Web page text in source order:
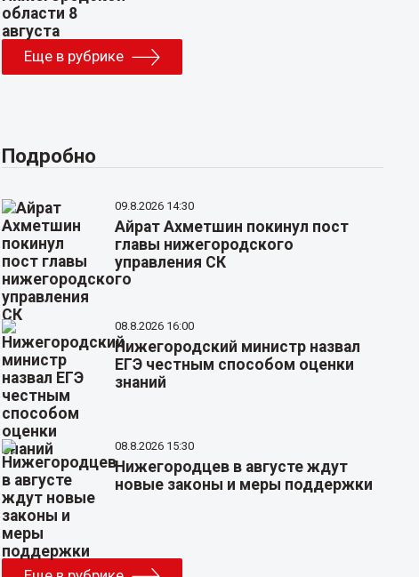
Еще в рубрике
Подробно
09.8.2026 14:30
Айрат Ахметшин покинул пост
главы нижегородского
управления СК
08.8.2026 16:00
Нижегородский министр назвал
ЕГЭ честным способом оценки
знаний
08.8.2026 15:30
Нижегородцев в августе ждут
новые законы и меры поддержки